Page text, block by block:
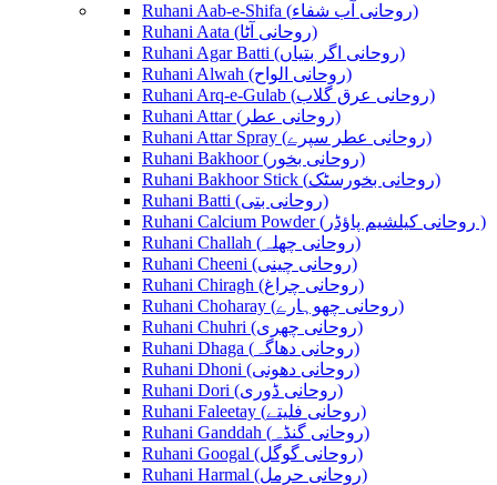
Ruhani Aab-e-Shifa (روحانی آب شفاء)
Ruhani Aata (روحانی آٹا)
Ruhani Agar Batti (روحانی اگر بتیاں)
Ruhani Alwah (روحانی الواح)
Ruhani Arq-e-Gulab (روحانی عرق گلاب)
Ruhani Attar (روحانی عطر)
Ruhani Attar Spray (روحانی عطر سپرے)
Ruhani Bakhoor (روحانی بخور)
Ruhani Bakhoor Stick (روحانی بخورسٹک)
Ruhani Batti (روحانی بتی)
Ruhani Calcium Powder (روحانی کیلشیم پاؤڈر )
Ruhani Challah (روحانی چھلہ)
Ruhani Cheeni (روحانی چینی)
Ruhani Chiragh (روحانی چراغ)
Ruhani Choharay (روحانی چھوہارے)
Ruhani Chuhri (روحانی چھری)
Ruhani Dhaga (روحانی دھاگہ)
Ruhani Dhoni (روحانی دھونی)
Ruhani Dori (روحانی ڈوری)
Ruhani Faleetay (روحانی فلیتے)
Ruhani Ganddah (روحانی گنڈہ)
Ruhani Googal (روحانی گوگل)
Ruhani Harmal (روحانی حرمل)